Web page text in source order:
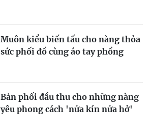
Muôn kiểu biến tấu cho nàng thỏa
sức phối đồ cùng áo tay phồng
Bản phối đầu thu cho những nàng
yêu phong cách 'nửa kín nửa hở'